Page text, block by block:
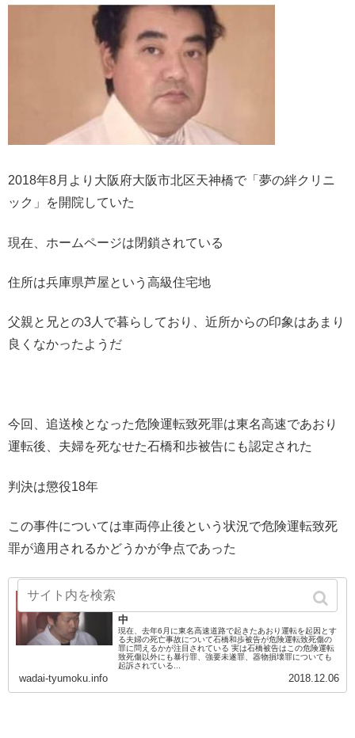
2018年8月より大阪府大阪市北区天神橋で「夢の絆クリニ
ック」を開院していた
現在、ホームページは閉鎖されている
住所は兵庫県芦屋という高級住宅地
父親と兄との3人で暮らしており、近所からの印象はあまり
良くなかったようだ
今回、追送検となった危険運転致死罪は東名高速であおり
運転後、夫婦を死なせた石橋和歩被告にも認定された
判決は懲役18年
この事件については車両停止後という状況で危険運転致死
罪が適用されるかどうかが争点であった
東名あおり事件の石橋和歩被告、危険運転致死
傷の他、暴行、強要未遂、器物破損の罪で公判
中
現在、去年6月に東名高速道路で起きたあおり運転を起因とす
る夫婦の死亡事故について石橋和歩被告が危険運転致死傷の
罪に問えるかが注目されている 実は石橋被告はこの危険運転
致死傷以外にも暴行罪、強要未遂罪、器物損壊罪についても
起訴されている...
wadai-tyumoku.info 2018.12.06